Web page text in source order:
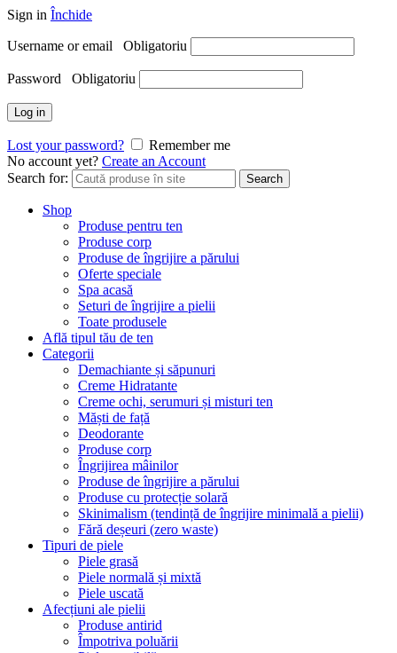
Sign in Închide
Username or email Obligatoriu
Password Obligatoriu
Log in
Lost your password?
Remember me
No account yet? Create an Account
Search for:
Search
Shop
Produse pentru ten
Produse corp
Produse de îngrijire a părului
Oferte speciale
Spa acasă
Seturi de îngrijire a pielii
Toate produsele
Află tipul tău de ten
Categorii
Demachiante și săpunuri
Creme Hidratante
Creme ochi, serumuri și misturi ten
Măști de față
Deodorante
Produse corp
Îngrijirea mâinilor
Produse de îngrijire a părului
Produse cu protecție solară
Skinimalism (tendință de îngrijire minimală a pielii)
Fără deșeuri (zero waste)
Tipuri de piele
Piele grasă
Piele normală și mixtă
Piele uscată
Afecțiuni ale pielii
Produse antirid
Împotriva poluării